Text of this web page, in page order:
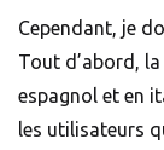
Cependant, je
Tout d’abord,
espagnol et en
les utilisateurs